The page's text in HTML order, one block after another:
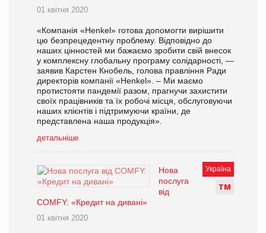
01 квітня 2020
«Компанія «Henkel» готова допомогти вирішити
цю безпрецедентну проблему. Відповідно до
наших цінностей ми бажаємо зробити свій внесок
у комплексну глобальну програму солідарності, —
заявив Карстен Кнобель, голова правління Ради
директорів компанії «Henkel». – Ми маємо
протистояти пандемії разом, прагнучи захистити
своїх працівників та їх робочі місця, обслуговуючи
наших клієнтів і підтримуючи країни, де
представлена наша продукція».
детальніше
Україна
ТМ
Нова
послуга
від
COMFY: «Кредит на дивані»
01 квітня 2020